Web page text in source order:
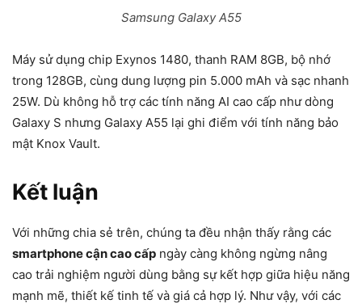
Samsung Galaxy A55
Máy sử dụng chip Exynos 1480, thanh RAM 8GB, bộ nhớ
trong 128GB, cùng dung lượng pin 5.000 mAh và sạc nhanh
25W. Dù không hỗ trợ các tính năng AI cao cấp như dòng
Galaxy S nhưng Galaxy A55 lại ghi điểm với tính năng bảo
mật Knox Vault.
Kết luận
Với những chia sẻ trên, chúng ta đều nhận thấy rằng các
smartphone cận cao cấp ngày càng không ngừng nâng
cao trải nghiệm người dùng bằng sự kết hợp giữa hiệu năng
mạnh mẽ, thiết kế tinh tế và giá cả hợp lý. Như vậy, với các